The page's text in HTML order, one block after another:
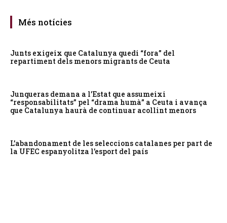
Més notícies
Junts exigeix que Catalunya quedi “fora” del
repartiment dels menors migrants de Ceuta
Junqueras demana a l’Estat que assumeixi
“responsabilitats” pel “drama humà” a Ceuta i avança
que Catalunya haurà de continuar acollint menors
L’abandonament de les seleccions catalanes per part de
la UFEC espanyolitza l’esport del país